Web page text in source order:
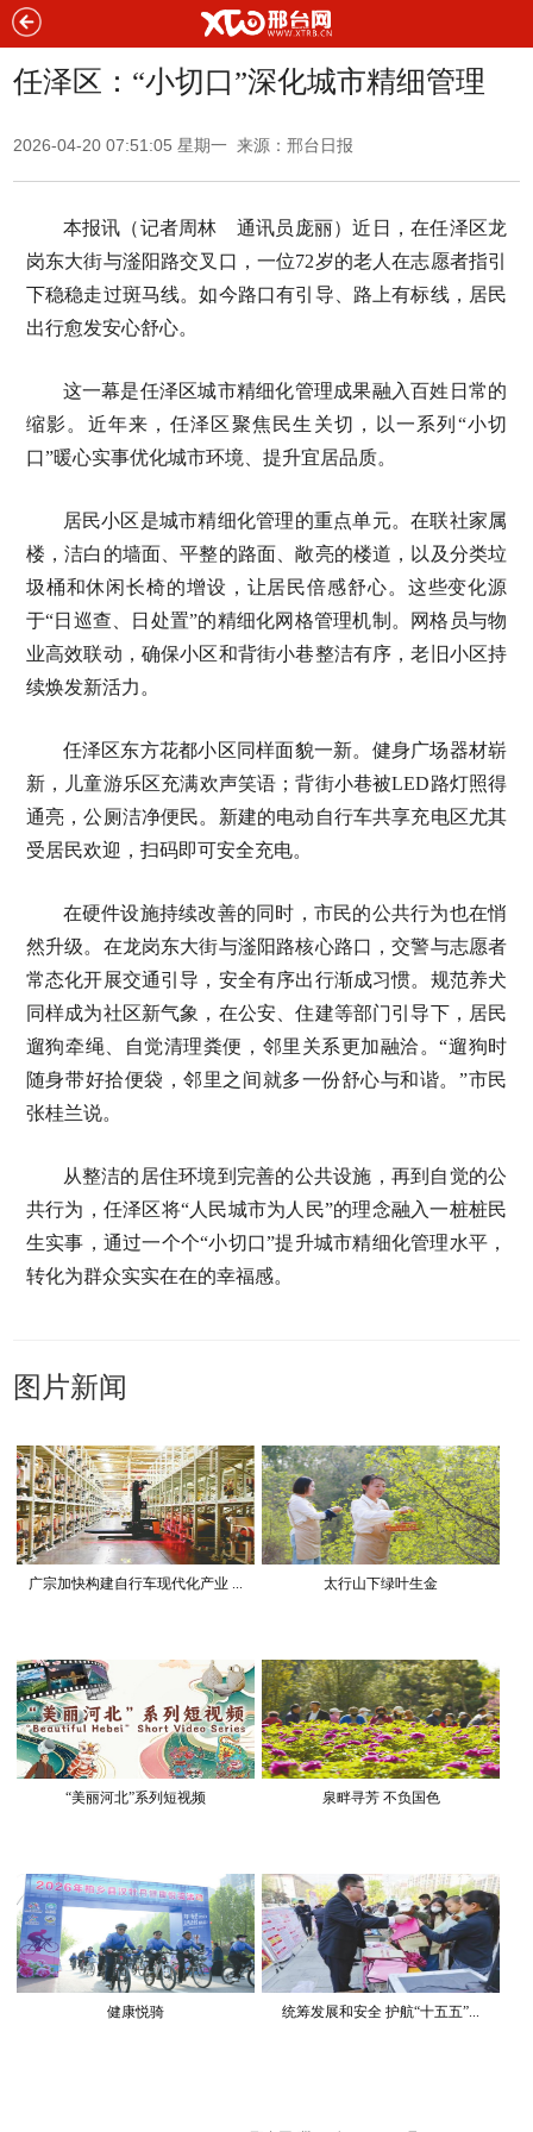
任泽区：“小切口”深化城市精细管理
2026-04-20 07:51:05 星期一 来源：邢台日报
本报讯（记者周林 通讯员庞丽）近日，在任泽区龙
岗东大街与滏阳路交叉口，一位72岁的老人在志愿者指引
下稳稳走过斑马线。如今路口有引导、路上有标线，居民
出行愈发安心舒心。
这一幕是任泽区城市精细化管理成果融入百姓日常的
缩影。近年来，任泽区聚焦民生关切，以一系列“小切
口”暖心实事优化城市环境、提升宜居品质。
居民小区是城市精细化管理的重点单元。在联社家属
楼，洁白的墙面、平整的路面、敞亮的楼道，以及分类垃
圾桶和休闲长椅的增设，让居民倍感舒心。这些变化源
于“日巡查、日处置”的精细化网格管理机制。网格员与物
业高效联动，确保小区和背街小巷整洁有序，老旧小区持
续焕发新活力。
任泽区东方花都小区同样面貌一新。健身广场器材崭
新，儿童游乐区充满欢声笑语；背街小巷被LED路灯照得
通亮，公厕洁净便民。新建的电动自行车共享充电区尤其
受居民欢迎，扫码即可安全充电。
在硬件设施持续改善的同时，市民的公共行为也在悄
然升级。在龙岗东大街与滏阳路核心路口，交警与志愿者
常态化开展交通引导，安全有序出行渐成习惯。规范养犬
同样成为社区新气象，在公安、住建等部门引导下，居民
遛狗牵绳、自觉清理粪便，邻里关系更加融洽。“遛狗时
随身带好拾便袋，邻里之间就多一份舒心与和谐。”市民
张桂兰说。
从整洁的居住环境到完善的公共设施，再到自觉的公
共行为，任泽区将“人民城市为人民”的理念融入一桩桩民
生实事，通过一个个“小切口”提升城市精细化管理水平，
转化为群众实实在在的幸福感。
图片新闻
广宗加快构建自行车现代化产业 ... 太行山下绿叶生金
“美丽河北”系列短视频 泉畔寻芳 不负国色
健康悦骑 统筹发展和安全 护航“十五五”...